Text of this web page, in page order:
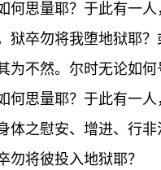
何思量耶？于此有一
狱卒勿将我堕地狱耶
为不然。尔时无论如何
何思量耶？于此有一
体之慰安、增进、行
勿将彼投入地狱耶？